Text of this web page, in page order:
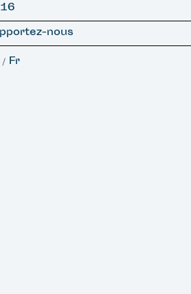
nous
/ Fr
FILM FESTIVAL
3
vous à notre